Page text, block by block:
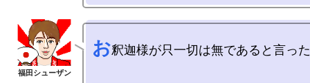
お釈迦様が只一切は無であると言っ